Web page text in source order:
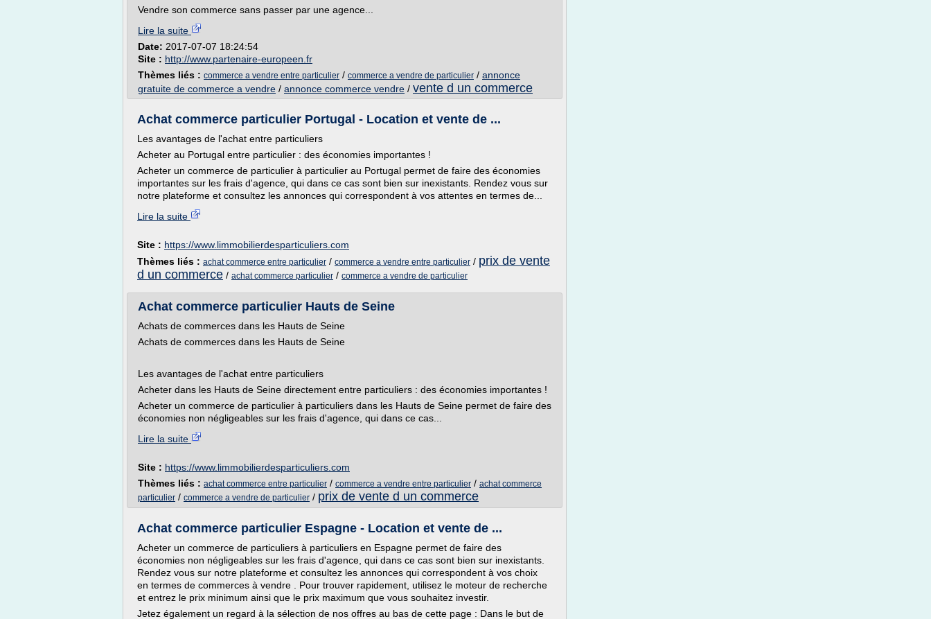
Vendre son commerce sans passer par une agence...
Lire la suite
Date: 2017-07-07 18:24:54
Site : http://www.partenaire-europeen.fr
Thèmes liés : commerce a vendre entre particulier / commerce a vendre de particulier / annonce
gratuite de commerce a vendre / annonce commerce vendre / vente d un commerce
Achat commerce particulier Portugal - Location et vente de ...
Les avantages de l'achat entre particuliers
Acheter au Portugal entre particulier : des économies importantes !
Acheter un commerce de particulier à particulier au Portugal permet de faire des économies
importantes sur les frais d'agence, qui dans ce cas sont bien sur inexistants. Rendez vous sur
notre plateforme et consultez les annonces qui correspondent à vos attentes en termes de...
Lire la suite
Site : https://www.limmobilierdesparticuliers.com
Thèmes liés : achat commerce entre particulier / commerce a vendre entre particulier / prix de vente
d un commerce / achat commerce particulier / commerce a vendre de particulier
Achat commerce particulier Hauts de Seine
Achats de commerces dans les Hauts de Seine
Achats de commerces dans les Hauts de Seine
Les avantages de l'achat entre particuliers
Acheter dans les Hauts de Seine directement entre particuliers : des économies importantes !
Acheter un commerce de particulier à particuliers dans les Hauts de Seine permet de faire des
économies non négligeables sur les frais d'agence, qui dans ce cas...
Lire la suite
Site : https://www.limmobilierdesparticuliers.com
Thèmes liés : achat commerce entre particulier / commerce a vendre entre particulier / achat commerce
particulier / commerce a vendre de particulier / prix de vente d un commerce
Achat commerce particulier Espagne - Location et vente de ...
Acheter un commerce de particuliers à particuliers en Espagne permet de faire des
économies non négligeables sur les frais d'agence, qui dans ce cas sont bien sur inexistants.
Rendez vous sur notre plateforme et consultez les annonces qui correspondent à vos choix
en termes de commerces à vendre . Pour trouver rapidement, utilisez le moteur de recherche
et entrez le prix minimum ainsi que le prix maximum que vous souhaitez investir.
Jetez également un regard à la sélection de nos offres au bas de cette page : Dans le but de